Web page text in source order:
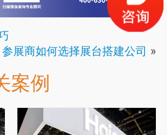
参展商如何选择展台搭建公司 »
案例